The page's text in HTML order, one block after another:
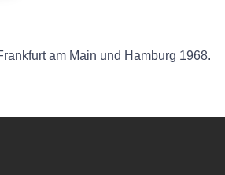
am Main und Hamburg 1968.